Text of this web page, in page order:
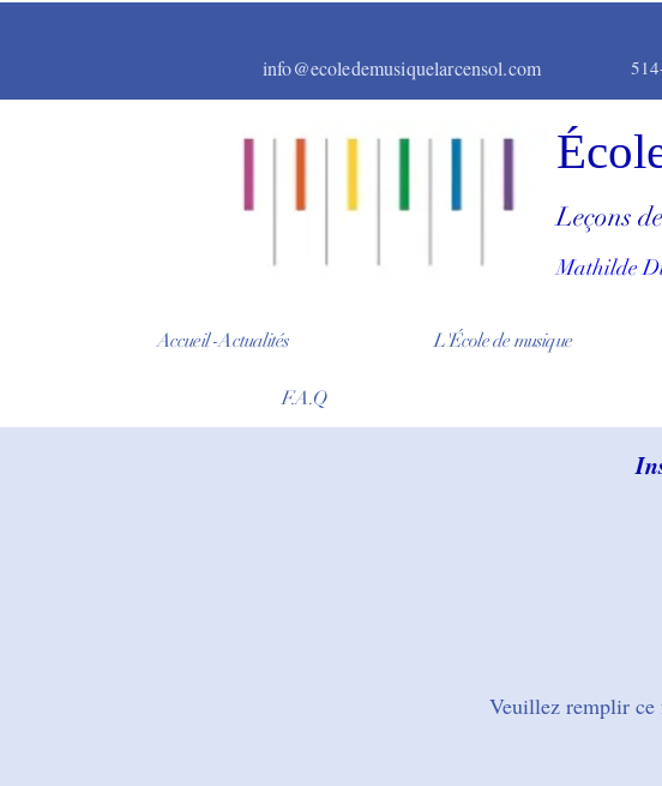
info@ecoledemusiquelarcensol.com
Leçons
Mathilde
Accueil -Actualités L'École de musique
F.A.Q
Veuillez remplir ce